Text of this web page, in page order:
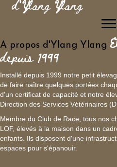
d'Ylang Ylang
A propos d'Ylang Ylang
depuis 1999
Installé depuis 1999 notre petit
de faire naître quelques portées
d'un certificat de capacité et notre
Direction des Services Vétérinaires
Membre du Club de Race, tous nos
LOF, élevés à la maison dans un
enfants. Ils disposent d'une
espaces pour s'épanouir.